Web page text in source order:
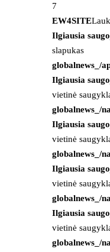
7
EW4SITE
Ilgiausia
slapukas
globalnews_/
Ilgiausia
vietinė
globalnews_/
Ilgiausia
vietinė
globalnews_/
Ilgiausia
vietinė
globalnews_/
Ilgiausia
vietinė
globalnews_/